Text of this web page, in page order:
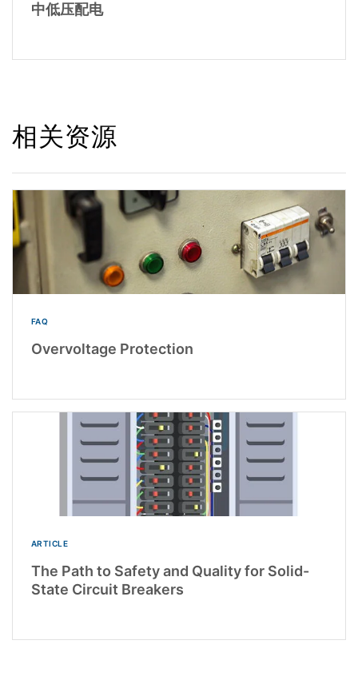
中低压配电
相关资源
FAQ
Overvoltage Protection
ARTICLE
The Path to Safety and Quality for Solid-
State Circuit Breakers